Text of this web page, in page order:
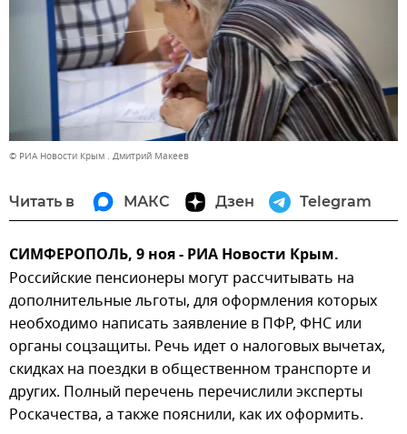
© РИА Новости Крым . Дмитрий Макеев
Читать в МАКС Дзен Telegram
СИМФЕРОПОЛЬ, 9 ноя - РИА Новости Крым.
Российские пенсионеры могут рассчитывать на
дополнительные льготы, для оформления которых
необходимо написать заявление в ПФР, ФНС или
органы соцзащиты. Речь идет о налоговых вычетах,
скидках на поездки в общественном транспорте и
других. Полный перечень перечислили эксперты
Роскачества, а также пояснили, как их оформить.